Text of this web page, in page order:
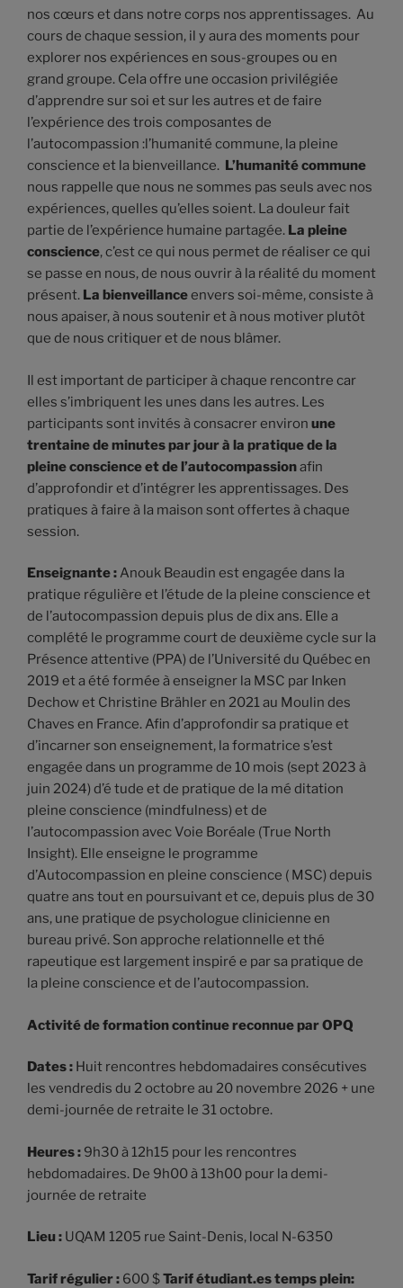
nos cœurs et dans notre corps nos apprentissages. Au
cours de chaque session, il y aura des moments pour
explorer nos expériences en sous-groupes ou en
grand groupe. Cela offre une occasion privilégiée
d’apprendre sur soi et sur les autres et de faire
l’expérience des trois composantes de
l’autocompassion :l’humanité commune, la pleine
conscience et la bienveillance. L’humanité commune
nous rappelle que nous ne sommes pas seuls avec nos
expériences, quelles qu’elles soient. La douleur fait
partie de l’expérience humaine partagée. La pleine
conscience, c’est ce qui nous permet de réaliser ce qui
se passe en nous, de nous ouvrir à la réalité du moment
présent. La bienveillanceenvers soi-même, consiste à
nous apaiser, à nous soutenir et à nous motiver plutôt
que de nous critiquer et de nous blâmer.
Il est important de participer à chaque rencontre car
elles s’imbriquent les unes dans les autres. Les
participants sont invités à consacrer environ une
trentaine de minutes par jour à la pratique de la
pleine conscience et de l’autocompassionafin
d’approfondir et d’intégrer les apprentissages. Des
pratiques à faire à la maison sont offertes à chaque
session.
Enseignante : Anouk Beaudin est engagée dans la
pratique régulière et l’étude de la pleine conscience et
de l’autocompassion depuis plus de dix ans. Elle a
complété le programme court de deuxième cycle sur la
Présence attentive (PPA) de l’Université du Québec en
2019 et a été formée à enseigner la MSC par Inken
Dechow et Christine Brähler en 2021 au Moulin des
Chaves en France. Afin d’approfondir sa pratique et
d’incarner son enseignement, la formatrice s’est
engagée dans un programme de 10 mois (sept 2023 à
juin 2024) d’é tude et de pratique de la mé ditation
pleine conscience (mindfulness) et de
l’autocompassion avec Voie Boréale (True North
Insight). Elle enseigne le programme
d’Autocompassion en pleine conscience ( MSC) depuis
quatre ans tout en poursuivant et ce, depuis plus de 30
ans, une pratique de psychologue clinicienne en
bureau privé. Son approche relationnelle et thé
rapeutique est largement inspiré e par sa pratique de
la pleine conscience et de l’autocompassion.
Activité de formation continue reconnue par OPQ
Dates : Huit rencontres hebdomadaires consécutives
les vendredis du 2 octobre au 20 novembre 2026 + une
demi-journée de retraite le 31 octobre.
Heures : 9h30 à 12h15 pour les rencontres
hebdomadaires. De 9h00 à 13h00 pour la demi-
journée de retraite
Lieu : UQAM 1205 rue Saint-Denis, local N-6350
Tarif régulier : 600 $Tarif étudiant.es temps plein: